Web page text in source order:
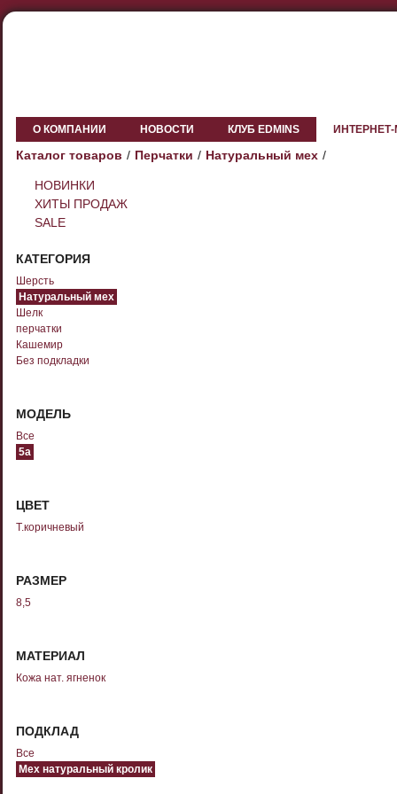
О КОМПАНИИ НОВОСТИ КЛУБ EDMINS
Каталог товаров Перчатки Натуральный мех
НОВИНКИ
ХИТЫ ПРОДАЖ
SALE
КАТЕГОРИЯ
Шерсть
Натуральный мех
Шелк
перчатки
Кашемир
Без подкладки
МОДЕЛЬ
Все
5а
ЦВЕТ
Т.коричневый
РАЗМЕР
8,5
МАТЕРИАЛ
Кожа нат. ягненок
ПОДКЛАД
Все
Мех натуральный кролик